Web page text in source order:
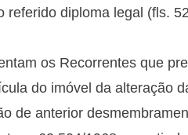
referido diploma legal (fls.
os Recorrentes que
do imóvel da alteração
de anterior